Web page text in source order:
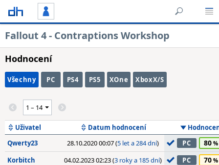
Fallout 4 - Contraptions Workshop
Hodnocení
Všechny PC PS4 PS5 XOne XboxX/S
Uživatel Datum hodnocení
Qwerty23
28.10.2020 00:07 (5 let a 284 dní) PC 80
Korbitch 04.02.2023 02:23 (3 roky a 185 dní) PC 70